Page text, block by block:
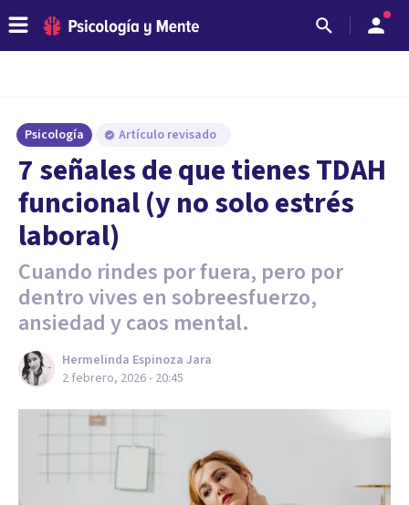
Psicología Artículo revisado
7 señales de que tienes TDAH
funcional (y no solo estrés
laboral)
Cuando rindes por fuera, pero por
dentro vives en sobreesfuerzo,
ansiedad y caos mental.
Hermelinda Espinoza Jara
2 febrero, 2026 - 20:45